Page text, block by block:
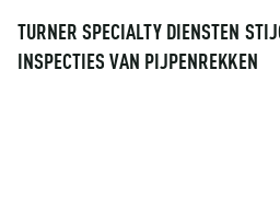
TURNER SPECIALTY DIENSTEN
INSPECTIES VAN PIJPENREKKEN